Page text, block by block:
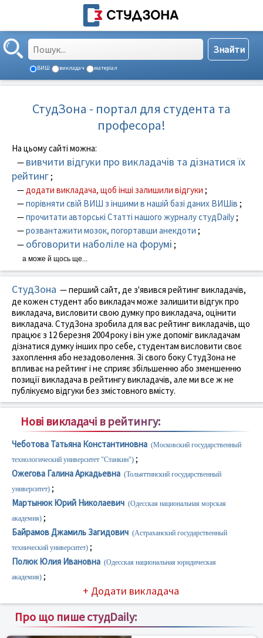
ВИШ викладач матеріал
СтудЗона - портал для студента та
професора!
На цьому сайті можна:
— вивчити відгуки про викладачів та дізнатися їх
рейтинг;
—додати викладача, щоб інші залишили відгуки ;
—порівняти свій ВИШ з іншими в нашій базі даних ВИШів ;
—прочитати авторські Статті нашого журналу студDaily;
—розвантажити мозок, погортавши анекдоти ;
— обговорити наболіле на форумі ;
а може й щось ще...
СтудЗона — перший сайт, де з'явився рейтинг викладачів,
де кожен студент або викладач може залишити відгук про
викладача, висловити свою думку про викладача, оцінити
викладача. СтудЗона зробила для вас рейтинг викладачів, що
працює з 12 березня 2004 року і він уже допоміг викладачам
дізнатися думку інших про себе, студентам висловити своє
захоплення або незадоволення. Зі свого боку СтудЗона не
впливає на рейтинг і не сприяє збільшенню або зменшенню
позиції викладача в рейтингу викладачів, але ми все ж не
публікуємо відгуки без змістовного вмісту.
Нові викладачі в рейтингу:
Чеботова Татьяна Константиновна (Московский государственный
технологический университет "Станкин") ;
Ожегова Галина Аркадьевна (Тольяттинский государственный
университет) ;
Мартынюк Юрий Николаевич (Одесская национальная морская
академия) ;
Байрамов Джамиль Загидович (Астраханский государственный
технический университет) ;
Полюк Юлия Ивановна (Одесская национальная юридическая
академия) ;
+ Додати викладача
Про що пише студDaily: